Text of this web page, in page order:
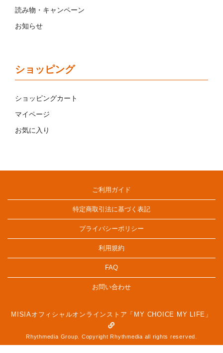
読み物・キャンペーン
お知らせ
ショッピング
ショッピングカート
マイページ
お気に入り
ご利用ガイド
特定商取引法に基づく表記
プライバシーポリシー
利用規約
FAQ
お問い合わせ
MISIAオフィシャルオンラインストア「MY CHOICE MY LIFE」
Rhythmedia Group. Copyright Rhythmedia all rights reserved.